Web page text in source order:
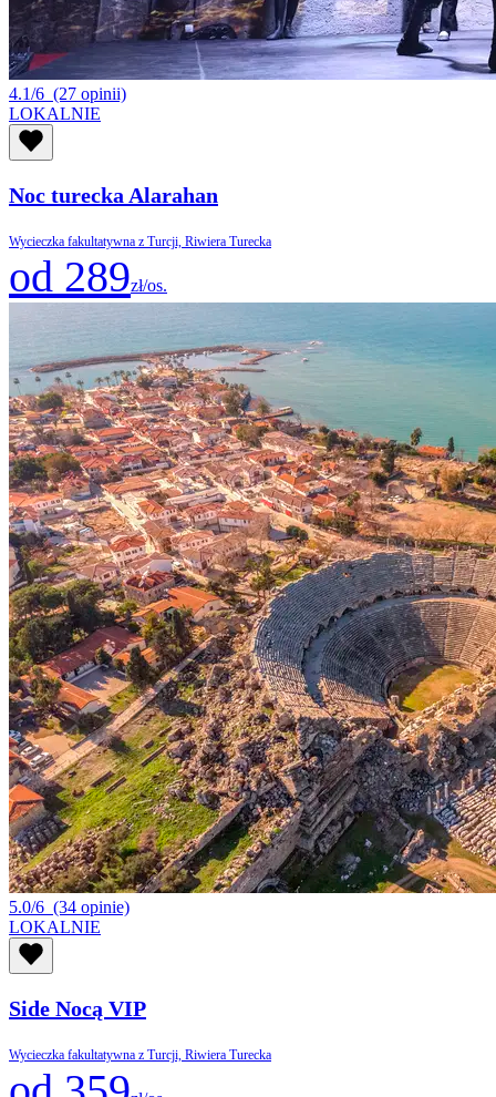
4.1/6 (27 opinii)
LOKALNIE
Noc turecka Alarahan
Wycieczka fakultatywna z Turcji, Riwiera Turecka
od 289zł/os.
5.0/6 (34 opinie)
LOKALNIE
Side Nocą VIP
Wycieczka fakultatywna z Turcji, Riwiera Turecka